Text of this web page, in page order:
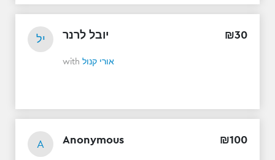
יל יובל לרנר ₪30
with אורי קנול
A Anonymous ₪100